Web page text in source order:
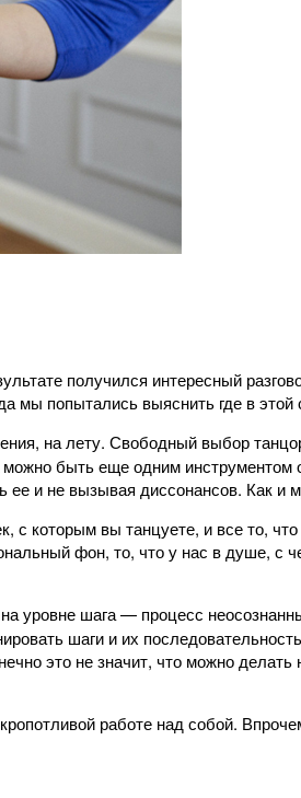
получился интересный
мы попытались выяснить где в
на лету. Свободный выбор
быть еще одним
и не вызывая диссонансов. Как
с которым вы танцуете, и все то,
фон, то, что у нас в душе,
уровне шага — процесс
шаги и их
это не значит, что можно
работе над собой.